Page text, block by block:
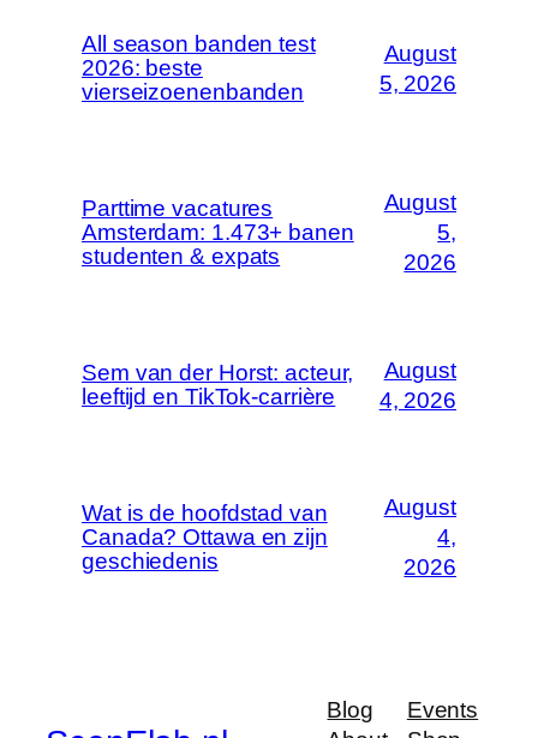
All season banden test
2026: beste
vierseizoenenbanden
August
5, 2026
Parttime vacatures
Amsterdam: 1.473+ banen
studenten & expats
August
5,
2026
Sem van der Horst: acteur,
leeftijd en TikTok-carrière
August
4, 2026
Wat is de hoofdstad van
Canada? Ottawa en zijn
geschiedenis
August
4,
2026
Blog
Events